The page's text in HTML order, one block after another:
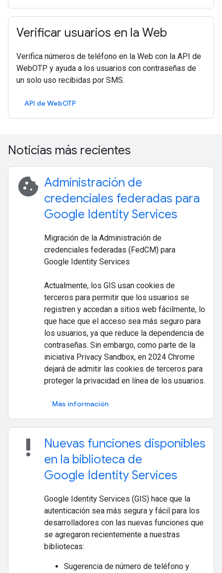
Verificar usuarios en la Web
Verifica números de teléfono en la Web con la API de
WebOTP y ayuda a los usuarios con contraseñas de
un solo uso recibidas por SMS.
API de WebOTP
Noticias más recientes
cookie Administración de
credenciales federadas para
Google Identity Services
Migración de la Administración de
credenciales federadas (FedCM) para
Google Identity Services
Actualmente, los GIS usan cookies de
terceros para permitir que los usuarios se
registren y accedan a sitios web fácilmente, lo
que hace que el acceso sea más seguro para
los usuarios, ya que reduce la dependencia de
contraseñas. Sin embargo, como parte de la
iniciativa Privacy Sandbox, en 2024 Chrome
dejará de admitir las cookies de terceros para
proteger la privacidad en línea de los usuarios.
Más información
priority_high
Nuevas funciones disponibles
en la biblioteca de
Google Identity Services
Google Identity Services (GIS) hace que la
autenticación sea más segura y fácil para los
desarrolladores con las nuevas funciones que
se agregaron recientemente a nuestras
bibliotecas:
Sugerencia de número de teléfono y